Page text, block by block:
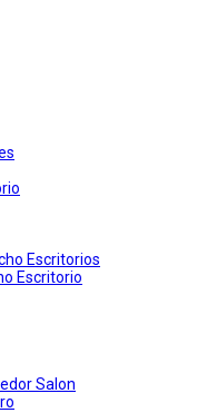
Escritorios
Escritorio
Salon